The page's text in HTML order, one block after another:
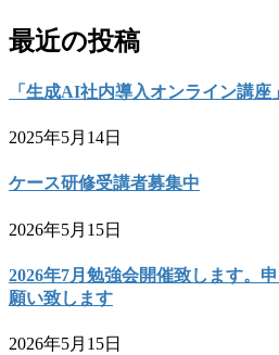
最近の投稿
「生成AI社内導入オンライン講座
2025年5月14日
ケース研修受講者募集中
2026年5月15日
2026年7月勉強会開催致します。
願い致します
2026年5月15日